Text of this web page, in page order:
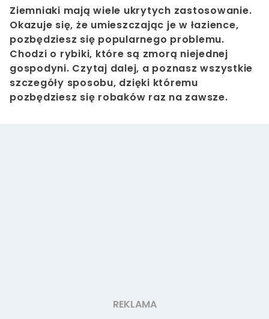
Ziemniaki mają wiele ukrytych zastosowanie.
Okazuje się, że umieszczając je w łazience,
pozbędziesz się popularnego problemu.
Chodzi o rybiki, które są zmorą niejednej
gospodyni. Czytaj dalej, a poznasz wszystkie
szczegóły sposobu, dzięki któremu
pozbędziesz się robaków raz na zawsze.